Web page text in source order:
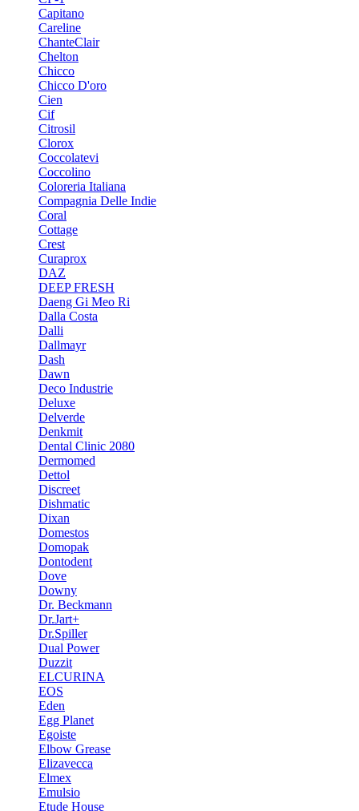
Capitano
Careline
ChanteСlair
Chelton
Chicco
Chicco D'oro
Cien
Cif
Citrosil
Clorox
Coccolatevi
Coccolino
Coloreria Italiana
Compagnia Delle Indie
Coral
Cottage
Crest
Curaprox
DAZ
DEEP FRESH
Daeng Gi Meo Ri
Dalla Costa
Dalli
Dallmayr
Dash
Dawn
Deco Industrie
Deluxe
Delverde
Denkmit
Dental Clinic 2080
Dermomed
Dettol
Discreet
Dishmatic
Dixan
Domestos
Domopak
Dontodent
Dove
Downy
Dr. Beckmann
Dr.Jart+
Dr.Spiller
Dual Power
Duzzit
ELCURINA
EOS
Eden
Egg Planet
Egoiste
Elbow Grease
Elizavecca
Elmex
Emulsio
Etude House